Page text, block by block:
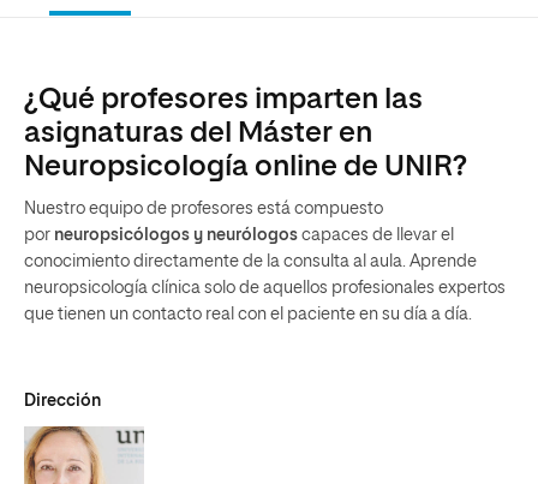
¿Qué profesores imparten las
asignaturas del Máster en
Neuropsicología online de UNIR?
Nuestro equipo de profesores está compuesto
por neuropsicólogos y neurólogos capaces de llevar el
conocimiento directamente de la consulta al aula. Aprende
neuropsicología clínica solo de aquellos profesionales expertos
que tienen un contacto real con el paciente en su día a día.
Dirección